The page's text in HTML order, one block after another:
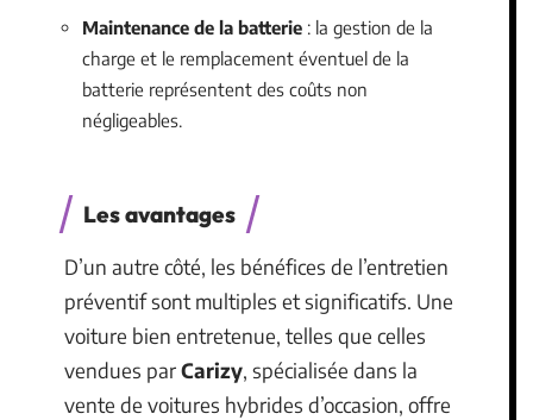
Maintenance de la batterie : la gestion de la
charge et le remplacement éventuel de la
batterie représentent des coûts non
négligeables.
Les avantages
D’un autre côté, les bénéfices de l’entretien
préventif sont multiples et significatifs. Une
voiture bien entretenue, telles que celles
vendues parCarizy, spécialisée dans la
vente de voitures hybrides d’occasion, offre